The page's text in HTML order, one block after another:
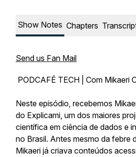
Show Notes Chapters
Send us Fan Mail
PODCAFÉ TECH | Com Mikaeri
Neste episódio, recebemos
do Explicami, um dos maiores
científica em ciência de dados e
no Brasil. Antes mesmo da febre
Mikaeri já criava conteúdos